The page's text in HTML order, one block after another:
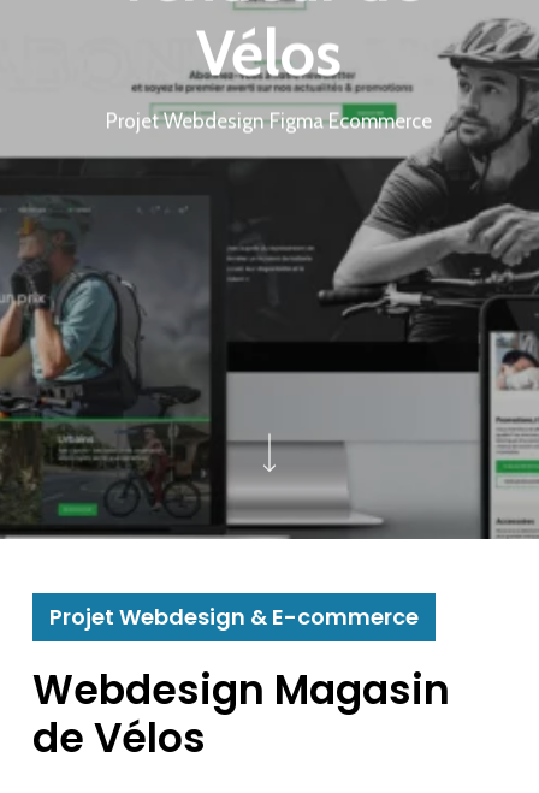
Vélos
Projet Webdesign Figma Ecommerce
Projet Webdesign & E-commerce
Webdesign Magasin
de Vélos